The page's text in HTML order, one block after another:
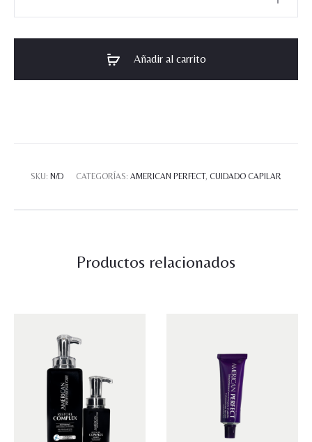
Añadir al carrito
SKU: N/D CATEGORÍAS: AMERICAN PERFECT, CUIDADO CAPILAR
Productos relacionados